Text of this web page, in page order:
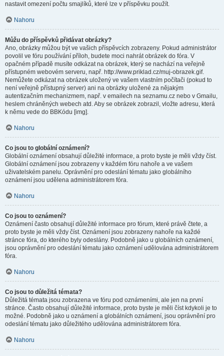
nastavit omezení počtu smajlíků, které lze v příspěvku použít.
Nahoru
Můžu do příspěvků přidávat obrázky?
Ano, obrázky můžou být ve vašich příspěvcích zobrazeny. Pokud administrátor
povolil ve fóru používání příloh, budete moci nahrát obrázek do fóra. V
opačném případě musíte odkázat na obrázek, který se nachází na veřejně
přístupném webovém serveru, např. http://www.priklad.cz/muj-obrazek.gif.
Nemůžete odkázat na obrázek uložený ve vašem vlastním počítači (pokud to
není veřejně přístupný server) ani na obrázky uložené za nějakým
autentizačním mechanizmem, např. v emailech na seznamu.cz nebo v Gmailu,
heslem chráněných webech atd. Aby se obrázek zobrazil, vložte adresu, která
k němu vede do BBKódu [img].
Nahoru
Co jsou to globální oznámení?
Globální oznámení obsahují důležité informace, a proto byste je měli vždy číst.
Globální oznámení jsou zobrazeny v každém fóru nahoře a ve vašem
uživatelském panelu. Oprávnění pro odeslání tématu jako globálního
oznámení jsou udělena administrátorem fóra.
Nahoru
Co jsou to oznámení?
Oznámení často obsahují důležité informace pro fórum, které právě čtete, a
proto byste je měli vždy číst. Oznámení jsou zobrazeny nahoře na každé
stránce fóra, do kterého byly odeslány. Podobně jako u globálních oznámení,
jsou oprávnění pro odeslání tématu jako oznámení udělována administrátorem
fóra.
Nahoru
Co jsou to důležitá témata?
Důležitá témata jsou zobrazena ve fóru pod oznámeními, ale jen na první
stránce. Často obsahují důležité informace, proto byste je měli číst kdykoli je to
možné. Podobně jako u oznámení a globálních oznámení, jsou oprávnění pro
odeslání tématu jako důležitého udělována administrátorem fóra.
Nahoru